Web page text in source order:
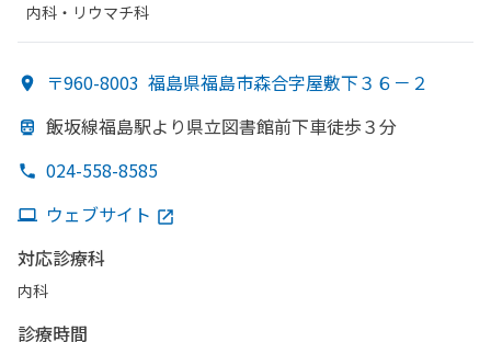
内科・​リウマチ科
〒960-8003 福島県福島市森合字屋敷下３６－２
飯坂線福島駅より県立図書館前下車徒歩３分
024-558-8585
ウェブサイト
対応診療科
内科
診療時間